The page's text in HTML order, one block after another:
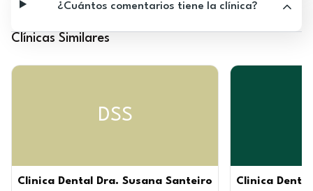
¿Cuántos comentarios tiene la clínica?
Clínicas Similares
DSS
Clinica Dental Dra. Susana Santeiro Clinica